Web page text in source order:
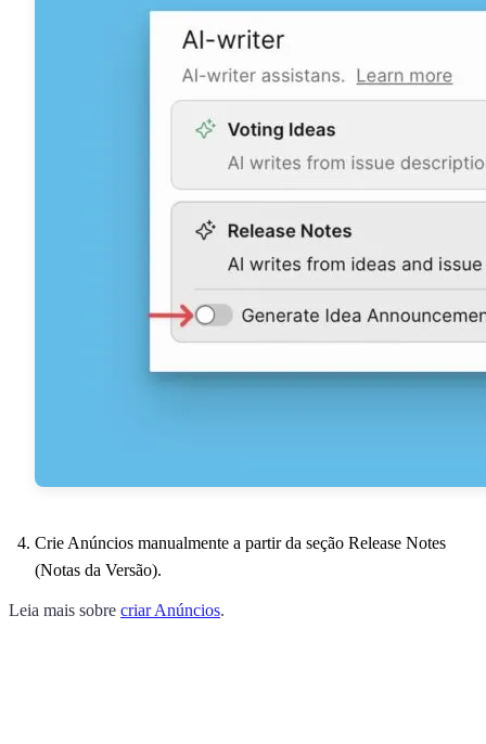
Crie Anúncios manualmente a partir da seção Release Notes
(Notas da Versão).
Leia mais sobre criar Anúncios.